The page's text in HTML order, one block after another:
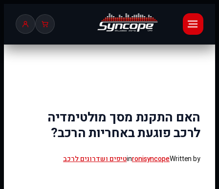
לדלג
האם התקנת מסך מולטימדיה
לרכב פוגעת באחריות הרכב?
Written by
ronisyncope
inטיפים ושדרוגים לרכב